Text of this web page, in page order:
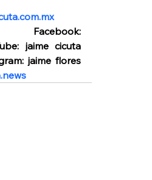
Facebook:
jaime cicuta
jaime flores